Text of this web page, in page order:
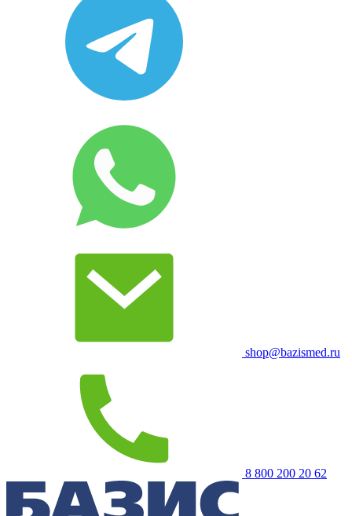
shop@bazismed.ru
8 800 200 20 62